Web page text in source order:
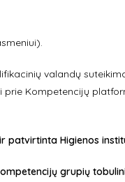
valandų
prie Kompetencijų
patvirtinta Higienos
grupių